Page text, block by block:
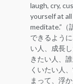
laugh, cry,
yourself at
meditate.”（
できるよう
い人、成長
きたい人、
くいたい人
まって、浮